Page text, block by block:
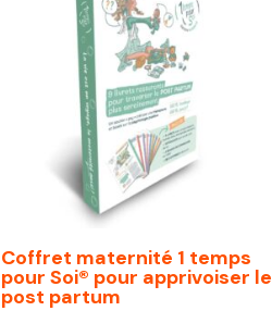
Coffret maternité 1 temps
pour Soi® pour apprivoiser le
post partum